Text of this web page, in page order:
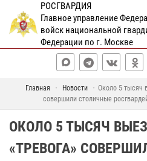
РОСГВАРДИЯ
Главное управление
войск национальной
Федерации по г. Москве
Главная Новости
Около 5 тысяч
совершили столичные
ОКОЛО 5 ТЫСЯЧ
«ТРЕВОГА»